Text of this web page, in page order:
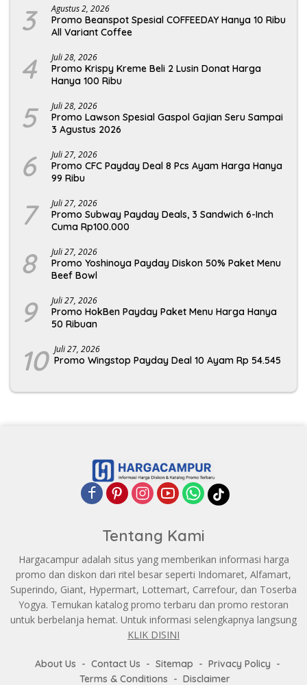
3 Agustus 2, 2026
Promo Beanspot Spesial COFFEEDAY Hanya 10 Ribu
All Variant Coffee
4 Juli 28, 2026
Promo Krispy Kreme Beli 2 Lusin Donat Harga
Hanya 100 Ribu
5 Juli 28, 2026
Promo Lawson Spesial Gaspol Gajian Seru Sampai
3 Agustus 2026
6 Juli 27, 2026
Promo CFC Payday Deal 8 Pcs Ayam Harga Hanya
99 Ribu
7 Juli 27, 2026
Promo Subway Payday Deals, 3 Sandwich 6-Inch
Cuma Rp100.000
8 Juli 27, 2026
Promo Yoshinoya Payday Diskon 50% Paket Menu
Beef Bowl
9 Juli 27, 2026
Promo HokBen Payday Paket Menu Harga Hanya
50 Ribuan
10 Juli 27, 2026
Promo Wingstop Payday Deal 10 Ayam Rp 54.545
Tentang Kami
Hargacampur adalah situs yang memberikan informasi harga
promo dan diskon dari ritel besar seperti Indomaret, Alfamart,
Superindo, Giant, Hypermart, Lottemart, Carrefour, dan Toserba
Yogya. Temukan katalog promo terbaru dan promo restoran
untuk berbelanja hemat. Untuk informasi selengkapnya langsung
KLIK DISINI
About Us Contact Us Sitemap
Privacy Policy
Terms & Conditions
Disclaimer